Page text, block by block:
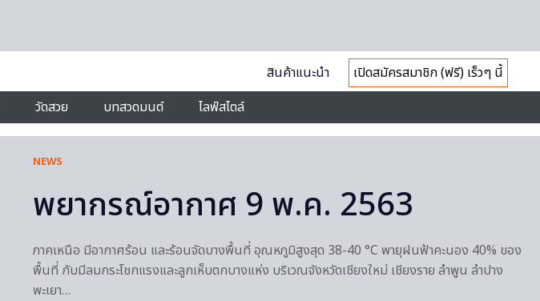
สินค้าแนะนำ
เปิดสมัครสมาชิก (ฟรี) เร็วๆ นี้
วัดสวย บทสวดมนต์ ไลฟ์สไตล์
NEWS
พยากรณ์อากาศ 9 พ.ค. 2563
ภาคเหนือ มีอากาศร้อน และร้อนจัดบางพื้นที่ อุณหภูมิสูงสุด 38-40 °C พายุฝนฟ้าคะนอง 40% ของ
พื้นที่ กับมีลมกระโชกแรงและลูกเห็บตกบางแห่ง บริเวณจังหวัดเชียงใหม่ เชียงราย ลำพูน ลำปาง
พะเยา…